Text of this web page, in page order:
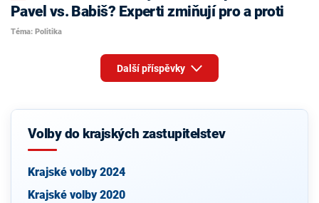
Pavel vs. Babiš? Experti zmiňují pro a proti
Téma: Politika
Další příspěvky
Volby do krajských zastupitelstev
Krajské volby 2024
Krajské volby 2020